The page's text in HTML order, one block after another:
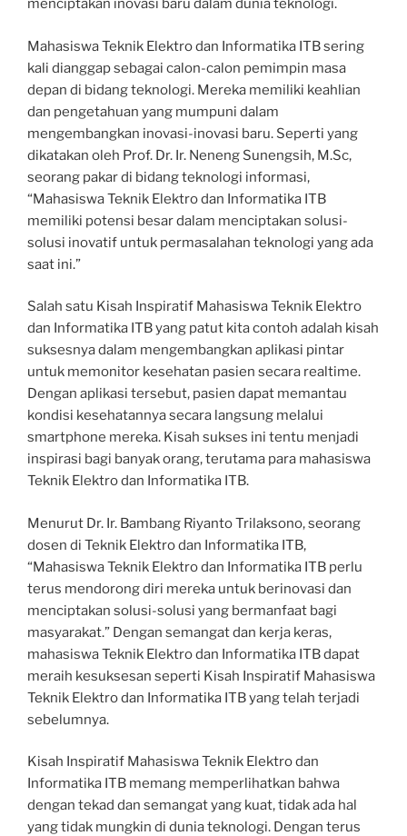
menciptakan inovasi baru dalam dunia teknologi.
Mahasiswa Teknik Elektro dan Informatika ITB sering
kali dianggap sebagai calon-calon pemimpin masa
depan di bidang teknologi. Mereka memiliki keahlian
dan pengetahuan yang mumpuni dalam
mengembangkan inovasi-inovasi baru. Seperti yang
dikatakan oleh Prof. Dr. Ir. Neneng Sunengsih, M.Sc,
seorang pakar di bidang teknologi informasi,
“Mahasiswa Teknik Elektro dan Informatika ITB
memiliki potensi besar dalam menciptakan solusi-
solusi inovatif untuk permasalahan teknologi yang ada
saat ini.”
Salah satu Kisah Inspiratif Mahasiswa Teknik Elektro
dan Informatika ITB yang patut kita contoh adalah kisah
suksesnya dalam mengembangkan aplikasi pintar
untuk memonitor kesehatan pasien secara realtime.
Dengan aplikasi tersebut, pasien dapat memantau
kondisi kesehatannya secara langsung melalui
smartphone mereka. Kisah sukses ini tentu menjadi
inspirasi bagi banyak orang, terutama para mahasiswa
Teknik Elektro dan Informatika ITB.
Menurut Dr. Ir. Bambang Riyanto Trilaksono, seorang
dosen di Teknik Elektro dan Informatika ITB,
“Mahasiswa Teknik Elektro dan Informatika ITB perlu
terus mendorong diri mereka untuk berinovasi dan
menciptakan solusi-solusi yang bermanfaat bagi
masyarakat.” Dengan semangat dan kerja keras,
mahasiswa Teknik Elektro dan Informatika ITB dapat
meraih kesuksesan seperti Kisah Inspiratif Mahasiswa
Teknik Elektro dan Informatika ITB yang telah terjadi
sebelumnya.
Kisah Inspiratif Mahasiswa Teknik Elektro dan
Informatika ITB memang memperlihatkan bahwa
dengan tekad dan semangat yang kuat, tidak ada hal
yang tidak mungkin di dunia teknologi. Dengan terus